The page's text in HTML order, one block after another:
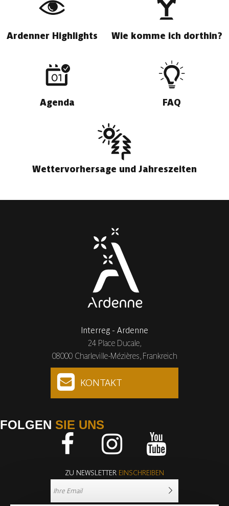
Ardenner Highlights Wie komme ich dorthin?
Agenda FAQ
Wettervorhersage und Jahreszeiten
Interreg - Ardenne
24 Place Ducale,
08000 Charleville-Mézières, Frankreich
KONTAKT
FOLGEN SIE UNS
ZU NEWSLETTER EINSCHREIBEN